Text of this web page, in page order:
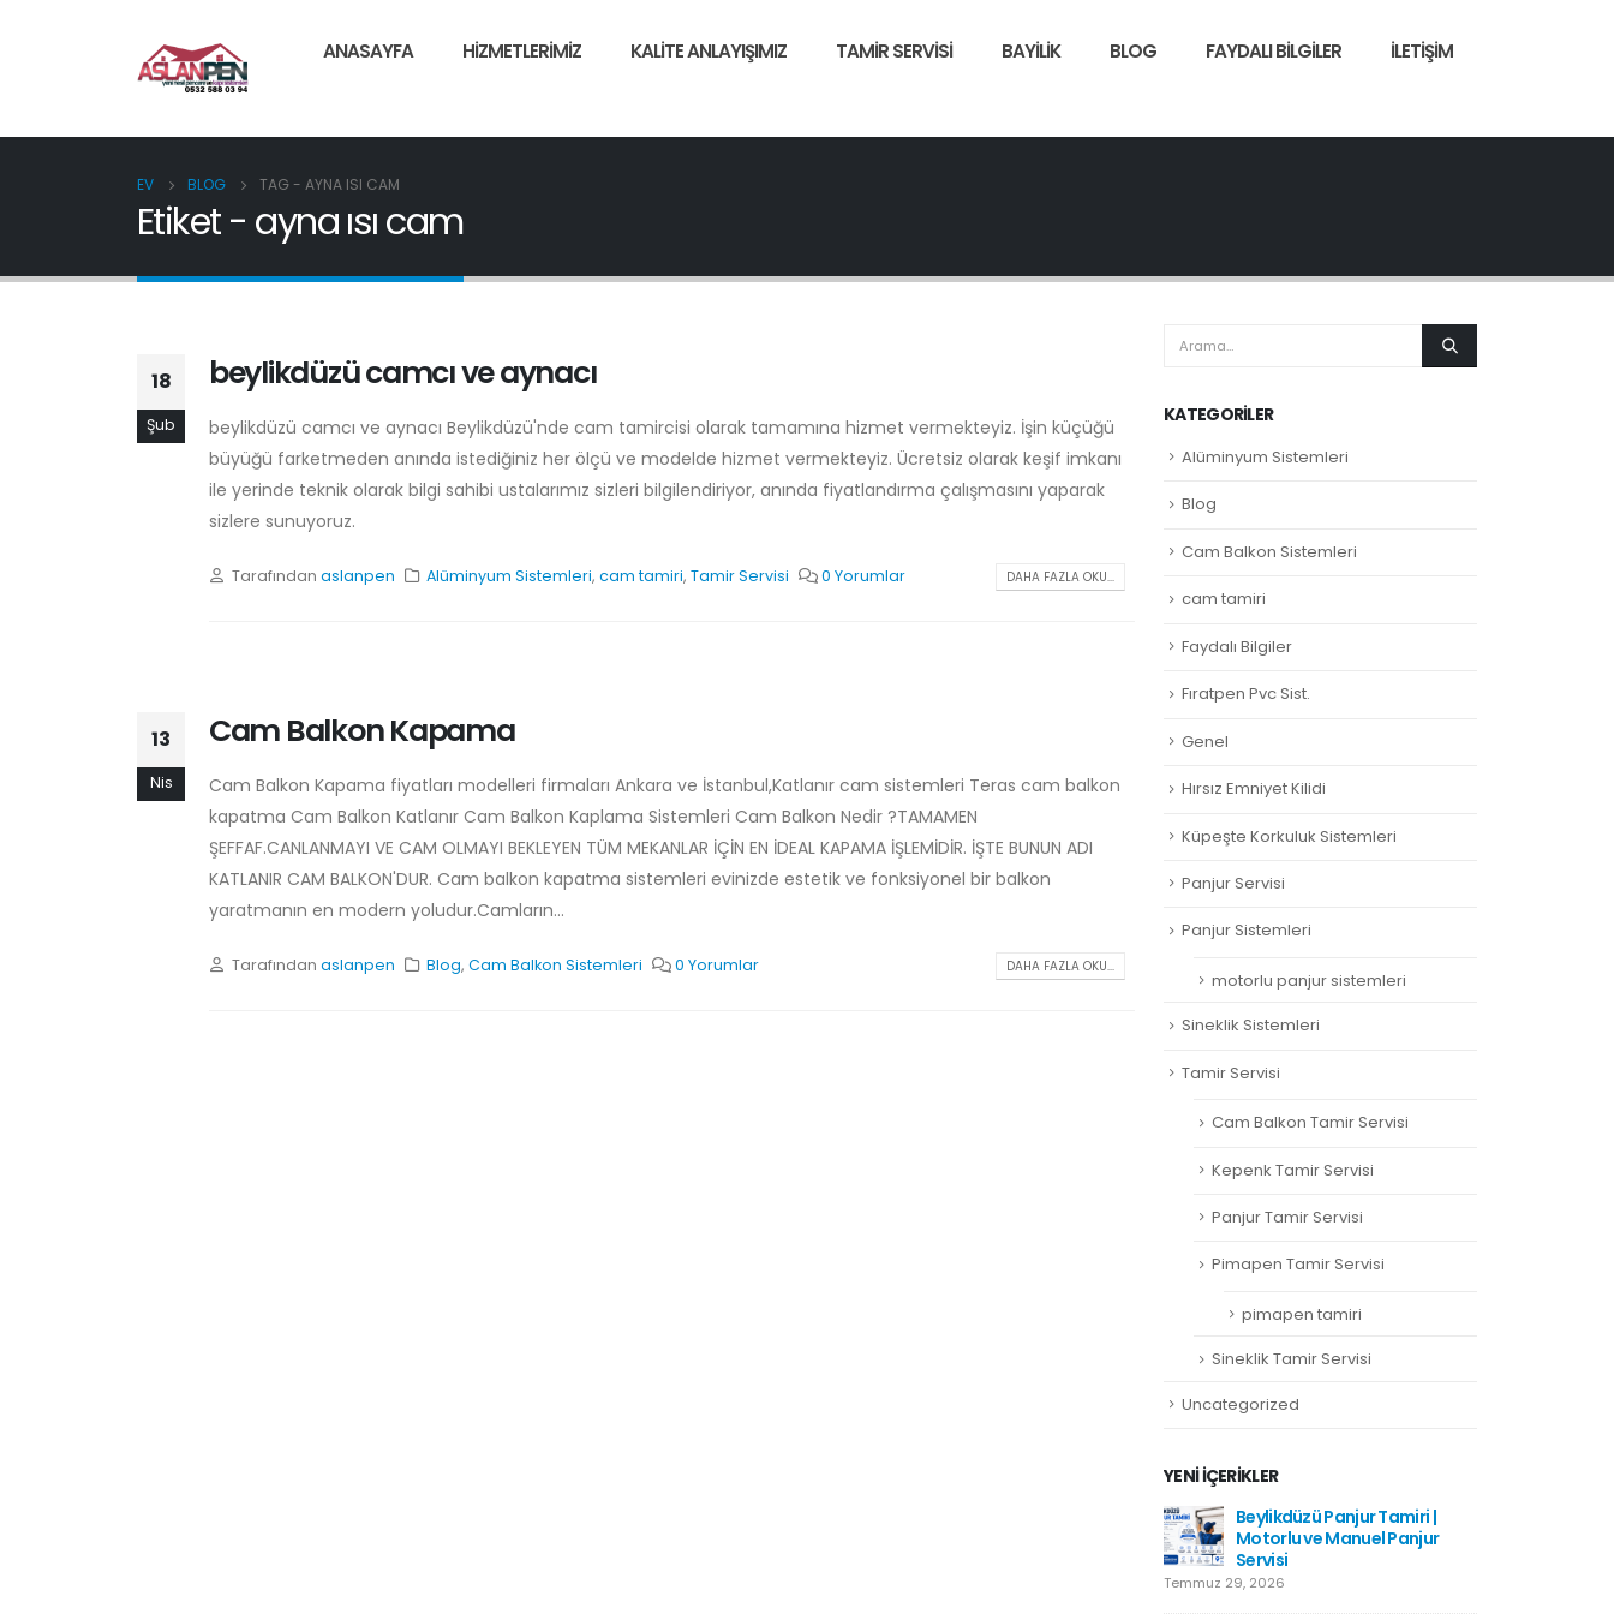
ANASAYFA HIZMETLERIMIZ KALITE ANLAYIŞIMIZ TAMIR SERVISI BAYILIK BLOG FAYDALI BILGILER İLETIŞIM
EV BLOG TAG - AYNA ISI CAM
Etiket - ayna ısı cam
18
Şub
beylikdüzü camcı ve aynacı
beylikdüzü camcı ve aynacı Beylikdüzü'nde cam tamircisi olarak tamamına hizmet vermekteyiz. İşin küçüğü
büyüğü farketmeden anında istediğiniz her ölçü ve modelde hizmet vermekteyiz. Ücretsiz olarak keşif imkanı
ile yerinde teknik olarak bilgi sahibi ustalarımız sizleri bilgilendiriyor, anında fiyatlandırma çalışmasını yaparak
sizlere sunuyoruz.
Tarafından aslanpen Alüminyum Sistemleri,cam tamiri,Tamir Servisi 0 Yorumlar DAHA FAZLA OKU...
13
Nis
Cam Balkon Kapama
Cam Balkon Kapama fiyatları modelleri firmaları Ankara ve İstanbul,Katlanır cam sistemleri Teras cam balkon
kapatma Cam Balkon Katlanır Cam Balkon Kaplama Sistemleri Cam Balkon Nedir ?TAMAMEN
ŞEFFAF.CANLANMAYI VE CAM OLMAYI BEKLEYEN TÜM MEKANLAR İÇİN EN İDEAL KAPAMA İŞLEMİDİR. İŞTE BUNUN ADI
KATLANIR CAM BALKON'DUR. Cam balkon kapatma sistemleri evinizde estetik ve fonksiyonel bir balkon
yaratmanın en modern yoludur.Camların...
Tarafından aslanpen Blog,Cam Balkon Sistemleri 0 Yorumlar DAHA FAZLA OKU...
KATEGORILER
Alüminyum Sistemleri
Blog
Cam Balkon Sistemleri
cam tamiri
Faydalı Bilgiler
Fıratpen Pvc Sist.
Genel
Hırsız Emniyet Kilidi
Küpeşte Korkuluk Sistemleri
Panjur Servisi
Panjur Sistemleri
motorlu panjur sistemleri
Sineklik Sistemleri
Tamir Servisi
Cam Balkon Tamir Servisi
Kepenk Tamir Servisi
Panjur Tamir Servisi
Pimapen Tamir Servisi
pimapen tamiri
Sineklik Tamir Servisi
Uncategorized
YENI İÇERIKLER
Beylikdüzü Panjur Tamiri |
Motorlu ve Manuel Panjur
Servisi
Temmuz 29, 2026